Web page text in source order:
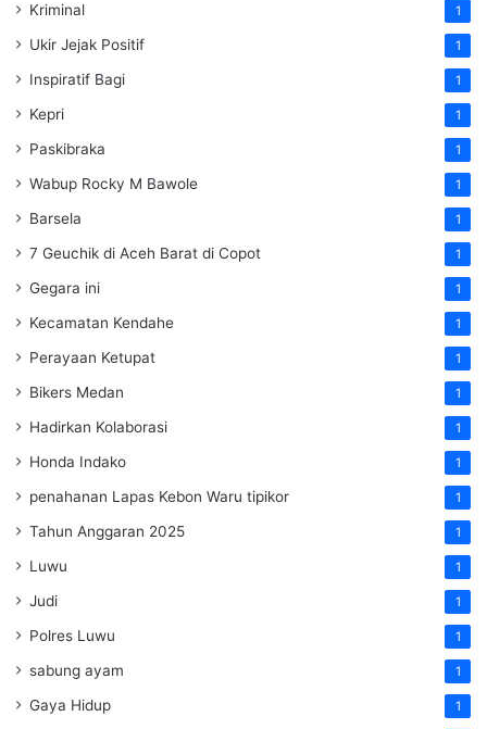
Kriminal 1
Ukir Jejak Positif 1
Inspiratif Bagi 1
Kepri 1
Paskibraka 1
Wabup Rocky M Bawole 1
Barsela 1
7 Geuchik di Aceh Barat di Copot 1
Gegara ini 1
Kecamatan Kendahe 1
Perayaan Ketupat 1
Bikers Medan 1
Hadirkan Kolaborasi 1
Honda Indako 1
penahanan Lapas Kebon Waru tipikor 1
Tahun Anggaran 2025 1
Luwu 1
Judi 1
Polres Luwu 1
sabung ayam 1
Gaya Hidup 1